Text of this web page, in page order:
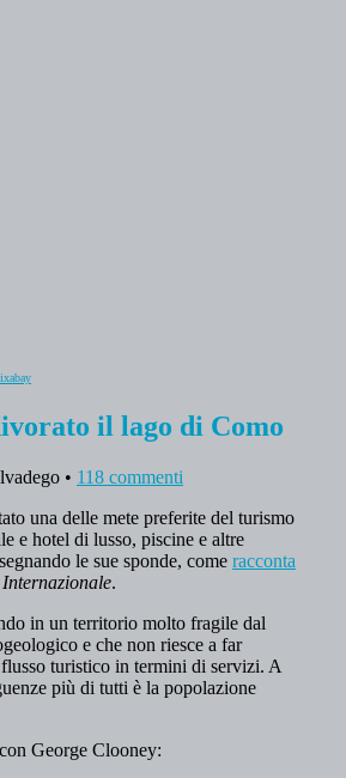
il lago di Como
• 118 commenti
una delle mete preferite del turismo
e hotel di lusso, piscine e altre
le sue sponde, come racconta
Internazionale.
in un territorio molto fragile dal
e che non riesce a far
turistico in termini di servizi. A
più di tutti è la popolazione
George Clooney: